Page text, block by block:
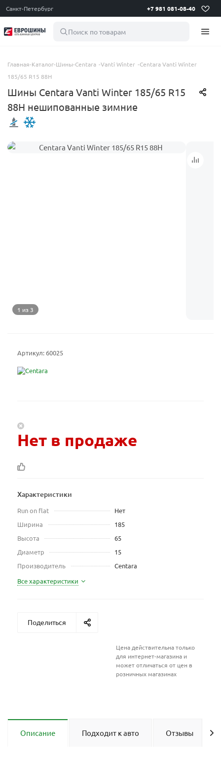
Санкт-Петербург +7 981 081-08-40
Поиск по товарам
Главная-Каталог-Шины-Centara -Vanti Winter -Centara Vanti Winter
185/65 R15 88H
Шины Centara Vanti Winter 185/65 R15
88H нешипованные зимние
1 из 3
Артикул:60025
Нет в продаже
Характеристики
Run on flat
Нет
Ширина
185
Высота
65
Диаметр
15
Производитель
Centara
Все характеристики
Поделиться
Цена действительна только
для интернет-магазина и
может отличаться от цен в
розничных магазинах
Описание Подходит к авто Отзывы